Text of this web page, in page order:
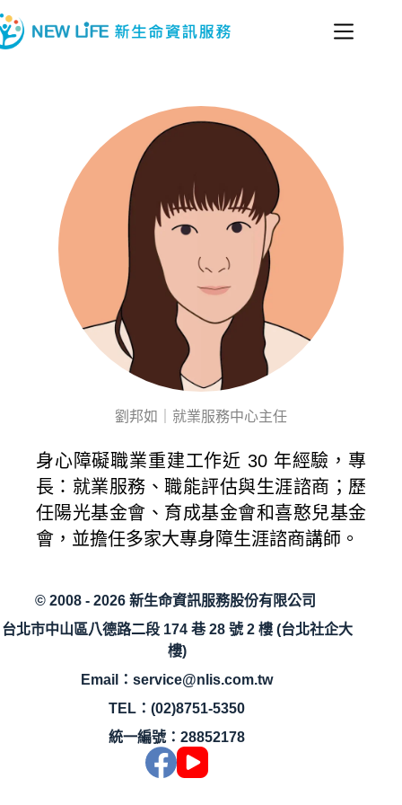
劉邦如｜就業服務中心主任
身心障礙職業重建工作近 30 年經驗，專
長：就業服務、職能評估與生涯諮商；歷
任陽光基金會、育成基金會和喜憨兒基金
會，並擔任多家大專身障生涯諮商講師。
© 2008 - 2026 新生命資訊服務股份有限公司
台北市中山區八德路二段 174 巷 28 號 2 樓 (台北社企大
樓)
Email ：service@nlis.com.tw
TEL ：(02)8751-5350
統一編號：28852178